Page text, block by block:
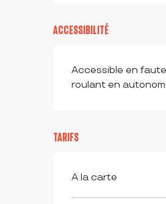
ACCESSIBILITÉ
Accessible en
roulant en
TARIFS
Tarifs 2026
A la carte